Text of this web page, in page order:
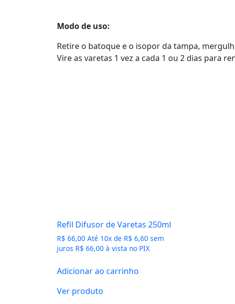
Modo de uso:
Retire o batoque e o isopor da tampa,
Vire as varetas 1 vez a cada 1 ou 2 dias para
Refil Difusor de Varetas 250ml
R$ 66,00 Até 10x de R$ 6,60 sem
juros R$ 66,00 à vista no PIX
Adicionar ao carrinho
Ver produto